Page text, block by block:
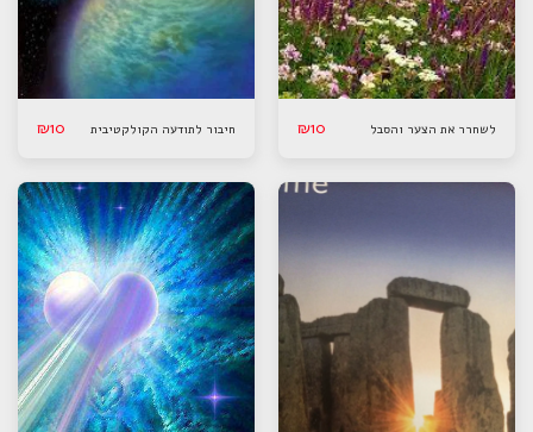
לשחרר את הצער והסבל ₪10 חיבור לתודעה הקולקטיבית ₪10